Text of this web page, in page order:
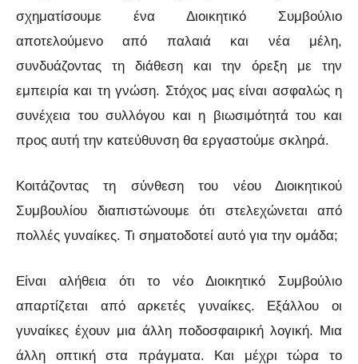
σχηματίσουμε ένα Διοικητικό Συμβούλιο
αποτελούμενο από παλαιά και νέα μέλη,
συνδυάζοντας τη διάθεση και την όρεξη με την
εμπειρία και τη γνώση. Στόχος μας είναι ασφαλώς η
συνέχεια του συλλόγου και η βιωσιμότητά του και
προς αυτή την κατεύθυνση θα εργαστούμε σκληρά.
Κοιτάζοντας τη σύνθεση του νέου Διοικητικού
Συμβουλίου διαπιστώνουμε ότι στελεχώνεται από
πολλές γυναίκες. Τι σηματοδοτεί αυτό για την ομάδα;
Είναι αλήθεια ότι το νέο Διοικητικό Συμβούλιο
απαρτίζεται από αρκετές γυναίκες. Εξάλλου οι
γυναίκες έχουν μια άλλη ποδοσφαιρική λογική. Μια
άλλη οπτική στα πράγματα. Και μέχρι τώρα το